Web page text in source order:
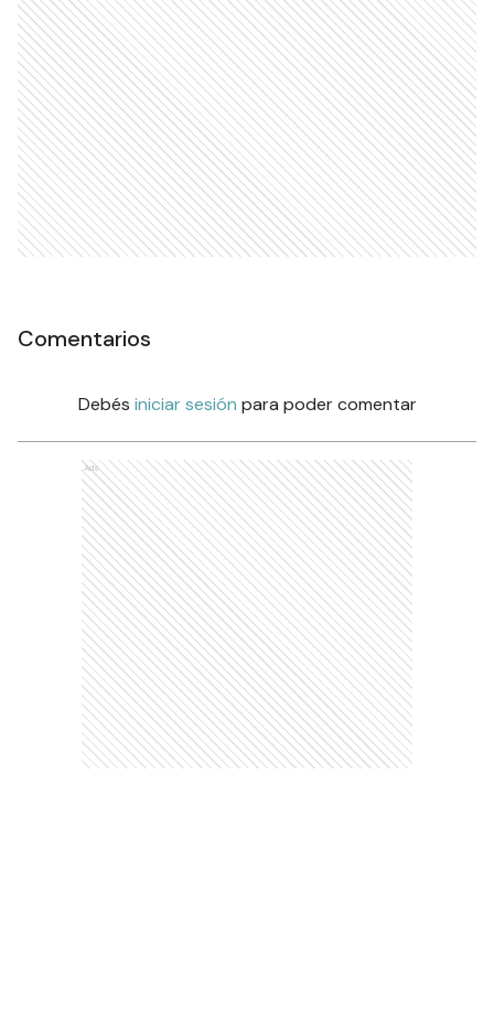
Comentarios
Debés iniciar sesión para poder comentar
Ads